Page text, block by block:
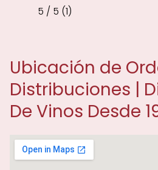
5 / 5 (1)
Ubicación de
Distribuciones |
De Vinos Desde